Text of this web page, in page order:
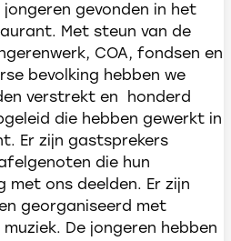
jongeren gevonden in het
Met steun van de
COA, fondsen en
bevolking hebben we
verstrekt en honderd
die hebben gewerkt in
Er zijn gastsprekers
die hun
met ons deelden. Er zijn
georganiseerd met
De jongeren hebben